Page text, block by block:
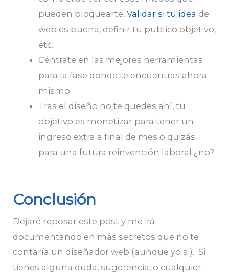
pueden bloquearte, Validar si tu idea de
web es buena, definir tu publico objetivo,
etc.
Céntrate en las mejores herramientas
para la fase donde te encuentras ahora
mismo.
Tras el diseño no te quedes ahí, tu
objetivo es monetizar para tener un
ingreso extra a final de mes o quizás
para una futura reinvención laboral ¿no?
Conclusión
Dejaré reposar este post y me irá
documentando en más secretos que no te
contaría un diseñador web (aunque yo si). Si
tienes alguna duda, sugerencia, o cualquier